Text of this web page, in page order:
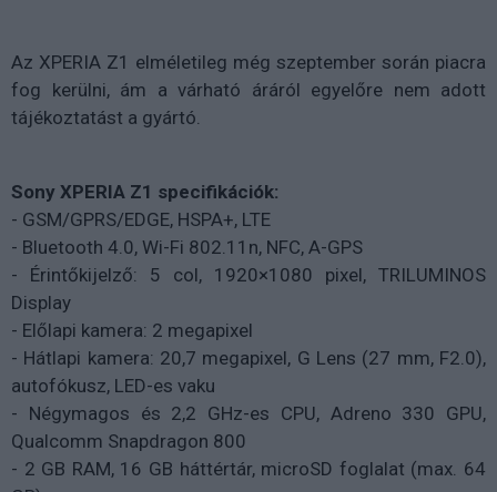
Az XPERIA Z1 elméletileg még szeptember során piacra
fog kerülni, ám a várható áráról egyelőre nem adott
tájékoztatást a gyártó.
Sony XPERIA Z1 specifikációk:
- GSM/GPRS/EDGE, HSPA+, LTE
- Bluetooth 4.0, Wi-Fi 802.11n, NFC, A-GPS
- Érintőkijelző: 5 col, 1920×1080 pixel, TRILUMINOS
Display
- Előlapi kamera: 2 megapixel
- Hátlapi kamera: 20,7 megapixel, G Lens (27 mm, F2.0),
autofókusz, LED-es vaku
- Négymagos és 2,2 GHz-es CPU, Adreno 330 GPU,
Qualcomm Snapdragon 800
- 2 GB RAM, 16 GB háttértár, microSD foglalat (max. 64